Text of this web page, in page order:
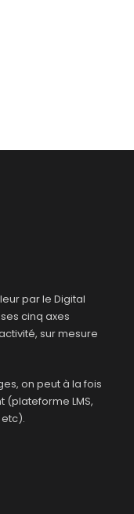
par le Digital
cinq axes
sur mesure
on peut à la fois
LMS,